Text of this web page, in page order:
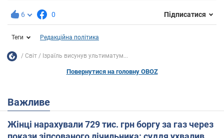
6 0 Підписатися
Теги Редакційна політика
Світ Ізраїль висунув ультиматум...
Повернутися на головну OBOZ
Важливе
Жінці нарахували 729 тис. грн боргу за газ через